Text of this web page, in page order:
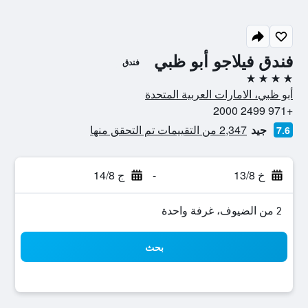
فندق فيلاجو أبو ظبي فندق
4 نجوم
أبو ظبي، الامارات العربية المتحدة
+971 2499 2000
7.6 جيد 2,347 من التقييمات تم التحقق منها
خ 13/8 - ج 14/8
2 من الضيوف، غرفة واحدة
بحث